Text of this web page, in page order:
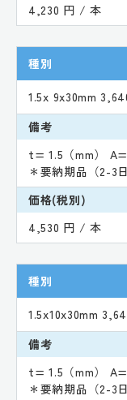
4,230 円 / 本
種別
1.5x 9x30mm
備考
t= 1.5（mm） A=
＊要納期品（2-3
価格(税別)
4,530 円 / 本
種別
1.5x10x30mm
備考
t= 1.5（mm） A=
＊要納期品（2-3